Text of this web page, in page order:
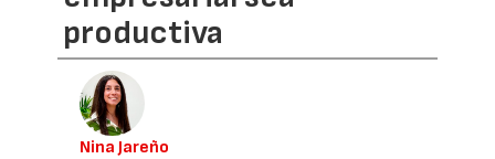
productiva
Nina Jareño